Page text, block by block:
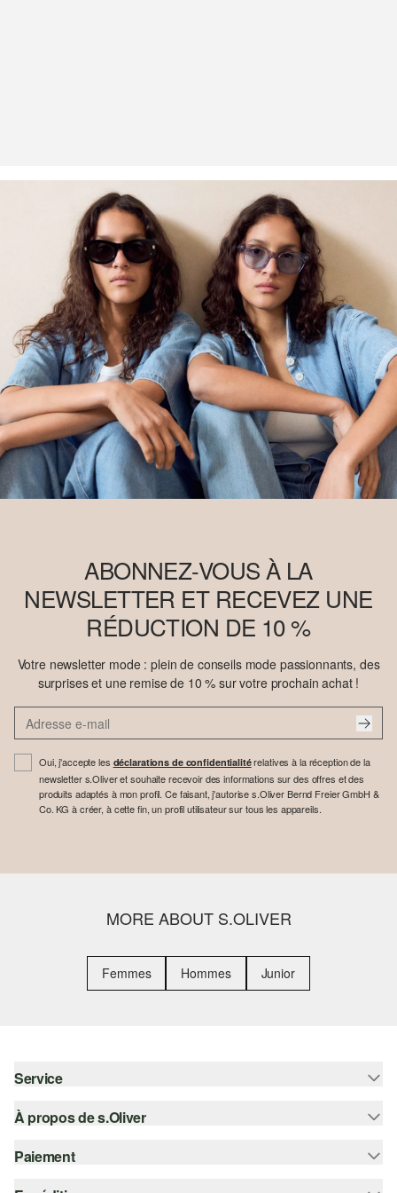
ABONNEZ-VOUS À LA
NEWSLETTER ET RECEVEZ UNE
RÉDUCTION DE 10 %
Votre newsletter mode : plein de conseils mode passionnants, des
surprises et une remise de 10 % sur votre prochain achat !
Oui, j'accepte les déclarations de confidentialitérelatives à la réception de la
newsletter s.Oliver et souhaite recevoir des informations sur des offres et des
produits adaptés à mon profil. Ce faisant, j'autorise s.Oliver Bernd Freier GmbH &
Co. KG à créer, à cette fin, un profil utilisateur sur tous les appareils.
MORE ABOUT S.OLIVER
Femmes Hommes Junior
Service
Aide - FAQ
Guide des tailles
À propos de s.Oliver
S'abonner à la Newsletter
s.Oliver Card
Paiement